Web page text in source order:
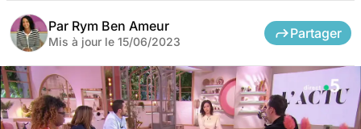
Par Rym Ben Ameur
Mis à jour le 15/06/2023
Partager